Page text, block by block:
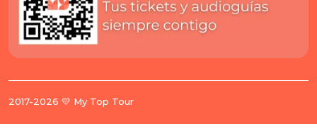
2017-2026 💛 My Top Tour